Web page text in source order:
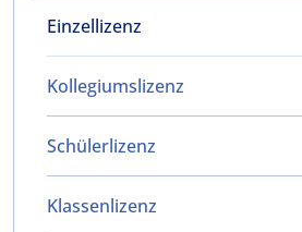
Einzellizenz
Kollegiumslizenz
Schülerlizenz
Klassenlizenz